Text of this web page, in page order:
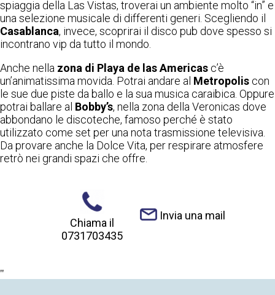
spiaggia della Las Vistas, troverai un ambiente molto “in” e
una selezione musicale di differenti generi. Scegliendo il
Casablanca, invece, scoprirai il disco pub dove spesso si
incontrano vip da tutto il mondo.
Anche nella zona di Playa de las Americas c’è
un’animatissima movida. Potrai andare al Metropolis con
le sue due piste da ballo e la sua musica caraibica. Oppure
potrai ballare al Bobby’s, nella zona della Veronicas dove
abbondano le discoteche, famoso perché è stato
utilizzato come set per una nota trasmissione televisiva.
Da provare anche la Dolce Vita, per respirare atmosfere
retrò nei grandi spazi che offre.
Chiama il
0731703435
Invia una mail
"